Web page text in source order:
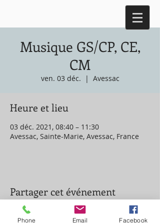
Musique GS/CP, CE,
CM
ven. 03 déc.
  |
Avessac
Heure et lieu
03 déc. 2021, 08:40 – 11:30
Avessac, Sainte-Marie, Avessac, France
Partager cet événement
Phone Email Facebook